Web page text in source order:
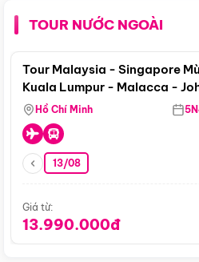
TOUR NƯỚC NGOÀI
Tour Malaysia - Singapore
Kuala Lumpur - Malacca -
Singapore
Hồ Chí Minh
13/08
Giá từ:
13.990.000đ